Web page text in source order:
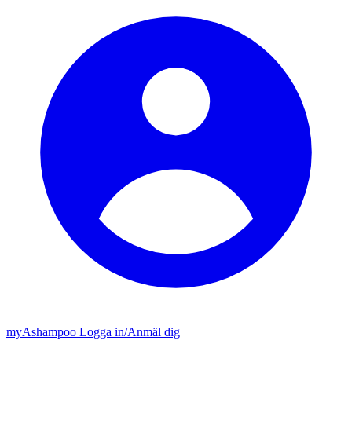
myAshampoo Logga in/Anmäl dig